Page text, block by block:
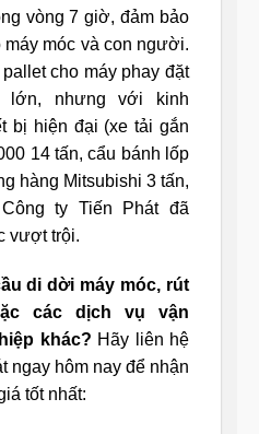
vòng 7 giờ, đảm bảo
máy móc và con người.
cho máy phay đặt
lớn, nhưng với kinh
bị hiện đại (xe tải gắn
14 tấn, cẩu bánh lốp
hàng Mitsubishi 3 tấn,
ty Tiến Phát đã
vượt trội.
di dời máy móc, rút
các dịch vụ vận
khác? Hãy liên hệ
ngay hôm nay để nhận
tốt nhất: